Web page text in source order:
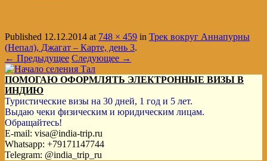
Published 12.12.2014 at 748 × 459 in Трек вокруг Аннапурны
(Непал), Джагат – Карте, день 3.
← Предыдущее Следующее →
ПОМОГАЮ ОФОРМЛЯТЬ ЭЛЕКТРОННЫЕ ВИЗЫ В
ИНДИЮ
Туристические визы на 30 дней, 1 год и 5 лет.
Выдаю чеки физическим и юридическим лицам.
Обращайтесь!
E-mail: visa@india-trip.ru
Whatsapp: +79171147744
Telegram: @india_trip_ru